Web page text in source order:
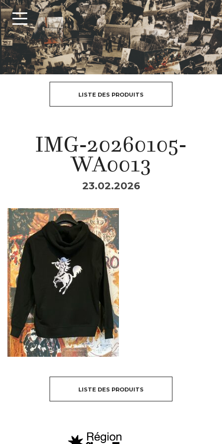
LISTE DES PRODUITS
IMG-20260105-
WA0013
23.02.2026
LISTE DES PRODUITS